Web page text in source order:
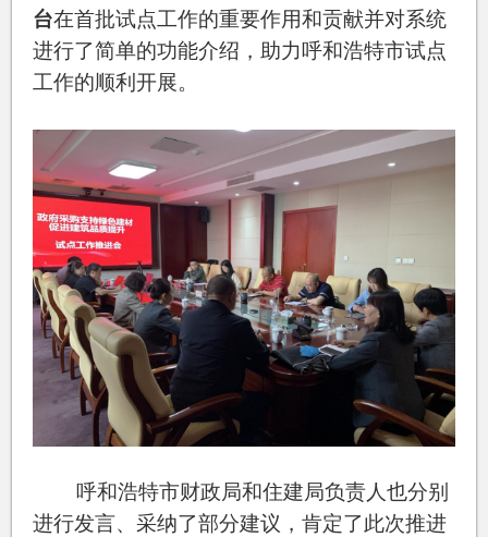
台在首批试点工作的重要作用和贡献并对系统
进行了简单的功能介绍，助力呼和浩特市试点
工作的顺利开展。
呼和浩特市财政局和住建局负责人也分别
进行发言、采纳了部分建议，肯定了此次推进